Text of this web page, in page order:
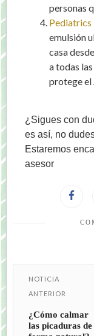
personas
Pediatrics
emulsión
casa
a todas
protege el
¿Sigues con
es así, no
Estaremos
asesor
NOTICIA
ANTERIOR
¿Cómo calmar
las picaduras de